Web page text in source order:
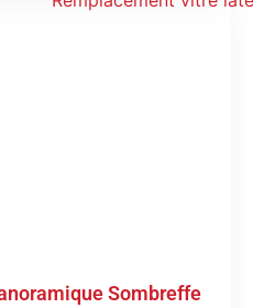
Sombreffe